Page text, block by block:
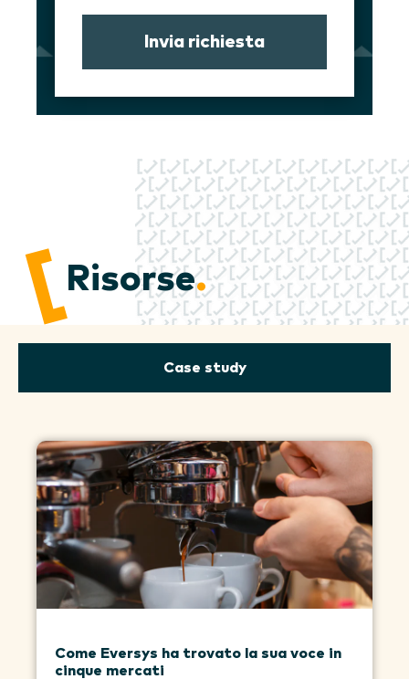
Invia richiesta
Risorse.
Case study
Come Eversys ha trovato la sua voce in
cinque mercati